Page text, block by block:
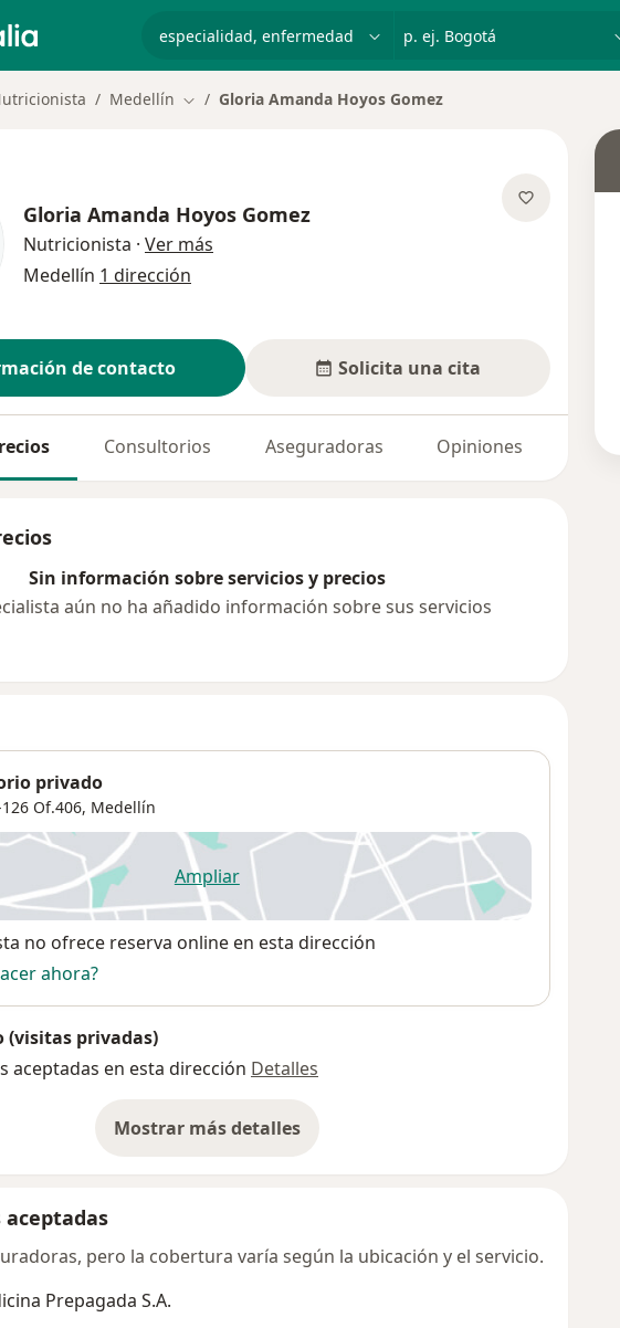
p. ej. Bogotá
Medellín Cambiar de ciudad
Gloria Amanda Hoyos Gomez
Gloria Amanda Hoyos Gomez
Nutricionista · Ver más
Medellín 1 dirección
de contacto Solicita una cita
Consultorios Aseguradoras Opiniones
Sin información sobre servicios y precios
aún no ha añadido información sobre sus servicios
privado
Of.406, Medellín
Ampliarse abre en una nueva pestaña
no ofrece reserva online en esta dirección
ahora?
(visitas privadas)
aceptadas en esta dirección Detalles
Mostrar más detalles
sobre la dirección
aceptadas
pero la cobertura varía según la ubicación y el servicio.
Prepagada S.A.